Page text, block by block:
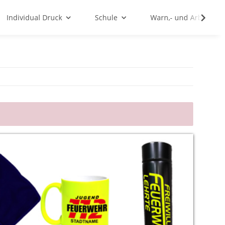
Individual Druck Schule Warn,- und